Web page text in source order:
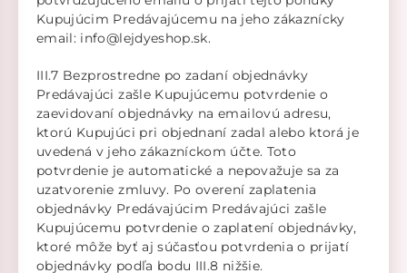
Kupujúcim Predávajúcemu na jeho zákaznícky
email: info@lejdyeshop.sk.
III.7 Bezprostredne po zadaní objednávky
Predávajúci zašle Kupujúcemu potvrdenie o
zaevidovaní objednávky na emailovú adresu,
ktorú Kupujúci pri objednaní zadal alebo ktorá je
uvedená v jeho zákazníckom účte. Toto
potvrdenie je automatické a nepovažuje sa za
uzatvorenie zmluvy. Po overení zaplatenia
objednávky Predávajúcim Predávajúci zašle
Kupujúcemu potvrdenie o zaplatení objednávky,
ktoré môže byť aj súčasťou potvrdenia o prijatí
objednávky podľa bodu III.8 nižšie.